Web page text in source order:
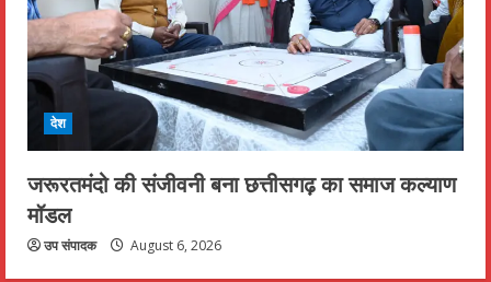
देश
जरूरतमंदो की संजीवनी बना छत्तीसगढ़ का समाज कल्याण
मॉडल
उप संपादक August 6, 2026